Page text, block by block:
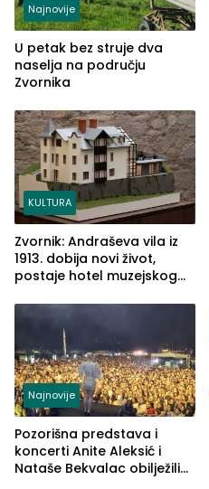
Najnovije
U petak bez struje dva
naselja na području
Zvornika
KULTURA
Zvornik: Andraševa vila iz
1913. dobija novi život,
postaje hotel muzejskog
Najnovije
Pozorišna predstava i
koncerti Anite Aleksić i
Nataše Bekvalac obilježili